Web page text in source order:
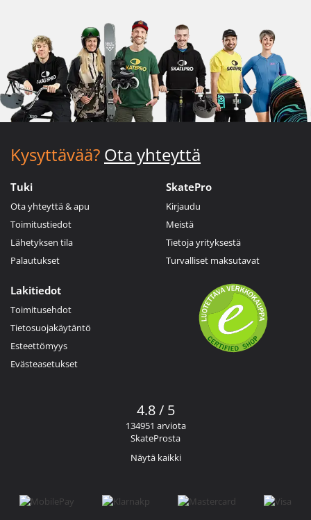
Kysyttävää? Ota yhteyttä
Tuki
Ota yhteyttä & apu
Toimitustiedot
Lähetyksen tila
Palautukset
SkatePro
Kirjaudu
Meistä
Tietoja yrityksestä
Turvalliset maksutavat
Lakitiedot
Toimitusehdot
Tietosuojakäytäntö
Esteettömyys
Evästeasetukset
4.8 / 5
134951 arviota
SkateProsta
Näytä kaikki